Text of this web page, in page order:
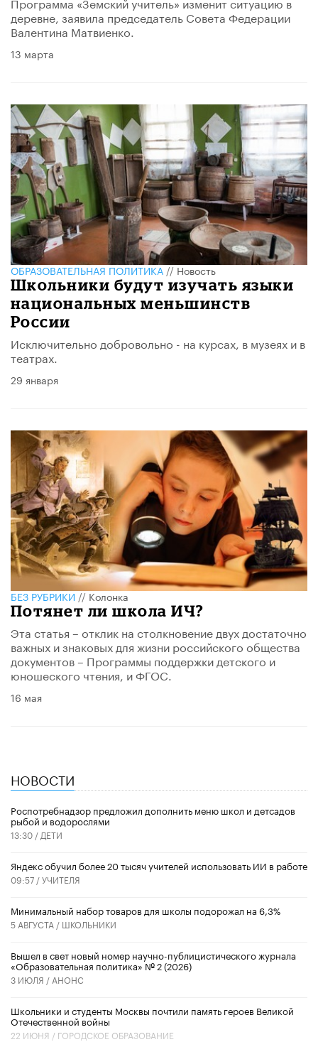
деревне, заявила председатель Совета Федерации
Валентина Матвиенко.
13 марта
ОБРАЗОВАТЕЛЬНАЯ ПОЛИТИКА//Новость
Школьники будут изучать языки
национальных меньшинств
России
Исключительно добровольно - на курсах, в музеях и в
театрах.
29 января
БЕЗ РУБРИКИ//Колонка
Потянет ли школа ИЧ?
Эта статья – отклик на столкновение двух достаточно
важных и знаковых для жизни российского общества
документов – Программы поддержки детского и
юношеского чтения, и ФГОС.
16 мая
НОВОСТИ
Роспотребнадзор предложил дополнить меню школ и детсадов
рыбой и водорослями
13:30 / ДЕТИ
​Яндекс обучил более 20 тысяч учителей использовать ИИ в работе
09:57 /УЧИТЕЛЯ
Минимальный набор товаров для школы подорожал на 6,3%
5 АВГУСТА / ШКОЛЬНИКИ
Вышел в свет новый номер научно-публицистического журнала
«Образовательная политика» № 2 (2026)
3 ИЮЛЯ / АНОНС
Школьники и студенты Москвы почтили память героев Великой
Отечественной войны
22 ИЮНЯ / ГОРОДСКОЕ ОБРАЗОВАНИЕ